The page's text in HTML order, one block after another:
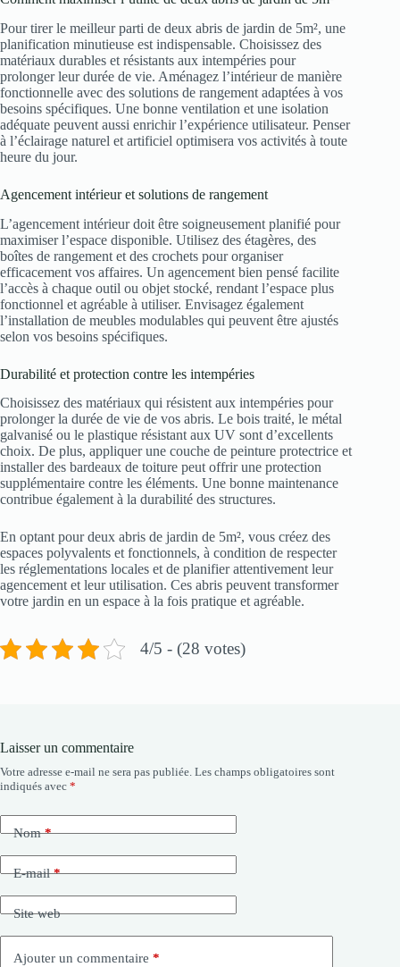
Pour tirer le meilleur parti de deux abris de jardin de 5m², une
planification minutieuse est indispensable. Choisissez des
matériaux durables et résistants aux intempéries pour
prolonger leur durée de vie. Aménagez l’intérieur de manière
fonctionnelle avec des solutions de rangement adaptées à vos
besoins spécifiques. Une bonne ventilation et une isolation
adéquate peuvent aussi enrichir l’expérience utilisateur. Penser
à l’éclairage naturel et artificiel optimisera vos activités à toute
heure du jour.
Agencement intérieur et solutions de rangement
L’agencement intérieur doit être soigneusement planifié pour
maximiser l’espace disponible. Utilisez des étagères, des
boîtes de rangement et des crochets pour organiser
efficacement vos affaires. Un agencement bien pensé facilite
l’accès à chaque outil ou objet stocké, rendant l’espace plus
fonctionnel et agréable à utiliser. Envisagez également
l’installation de meubles modulables qui peuvent être ajustés
selon vos besoins spécifiques.
Durabilité et protection contre les intempéries
Choisissez des matériaux qui résistent aux intempéries pour
prolonger la durée de vie de vos abris. Le bois traité, le métal
galvanisé ou le plastique résistant aux UV sont d’excellents
choix. De plus, appliquer une couche de peinture protectrice et
installer des bardeaux de toiture peut offrir une protection
supplémentaire contre les éléments. Une bonne maintenance
contribue également à la durabilité des structures.
En optant pour deux abris de jardin de 5m², vous créez des
espaces polyvalents et fonctionnels, à condition de respecter
les réglementations locales et de planifier attentivement leur
agencement et leur utilisation. Ces abris peuvent transformer
votre jardin en un espace à la fois pratique et agréable.
4/5 - (28 votes)
Laisser un commentaire
Votre adresse e-mail ne sera pas publiée. Les champs obligatoires sont
indiqués avec *
Nom*
E-mail*
Site web
Ajouter un commentaire *